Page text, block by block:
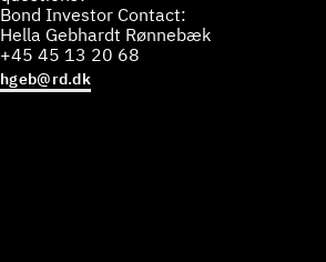
Bond Investor Contact:
Hella Gebhardt Rønnebæk
+45 45 13 20 68
hgeb@rd.dk